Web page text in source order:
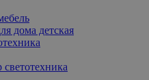
дома детская
светотехника